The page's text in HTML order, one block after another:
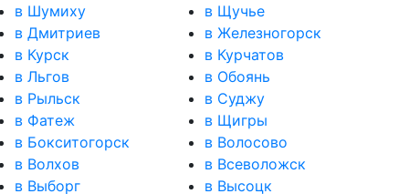
в Шумиху
в Щучье
в Дмитриев
в Железногорск
в Курск
в Курчатов
в Льгов
в Обоянь
в Рыльск
в Суджу
в Фатеж
в Щигры
в Бокситогорск
в Волосово
в Волхов
в Всеволожск
в Выборг
в Высоцк